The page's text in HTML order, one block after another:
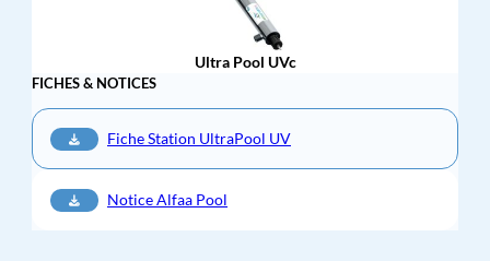
Ultra Pool UVc
FICHES & NOTICES
Fiche Station UltraPool UV
Notice Alfaa Pool